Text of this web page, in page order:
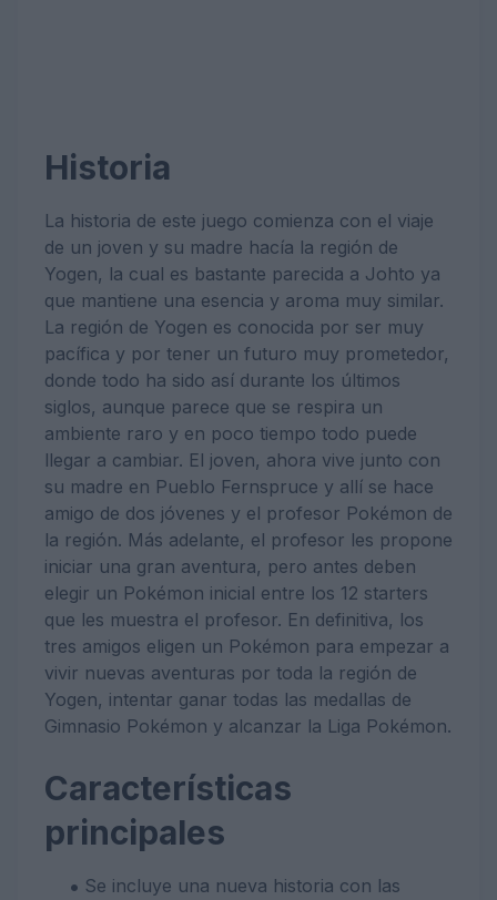
Historia
La historia de este juego comienza con el viaje
de un joven y su madre hacía la región de
Yogen, la cual es bastante parecida a Johto ya
que mantiene una esencia y aroma muy similar.
La región de Yogen es conocida por ser muy
pacífica y por tener un futuro muy prometedor,
donde todo ha sido así durante los últimos
siglos, aunque parece que se respira un
ambiente raro y en poco tiempo todo puede
llegar a cambiar. El joven, ahora vive junto con
su madre en Pueblo Fernspruce y allí se hace
amigo de dos jóvenes y el profesor Pokémon de
la región. Más adelante, el profesor les propone
iniciar una gran aventura, pero antes deben
elegir un Pokémon inicial entre los 12 starters
que les muestra el profesor. En definitiva, los
tres amigos eligen un Pokémon para empezar a
vivir nuevas aventuras por toda la región de
Yogen, intentar ganar todas las medallas de
Gimnasio Pokémon y alcanzar la Liga Pokémon.
Características
principales
Se incluye una nueva historia con las